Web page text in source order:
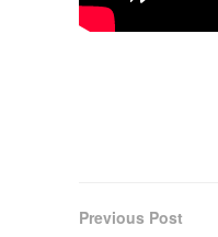
Previous Post